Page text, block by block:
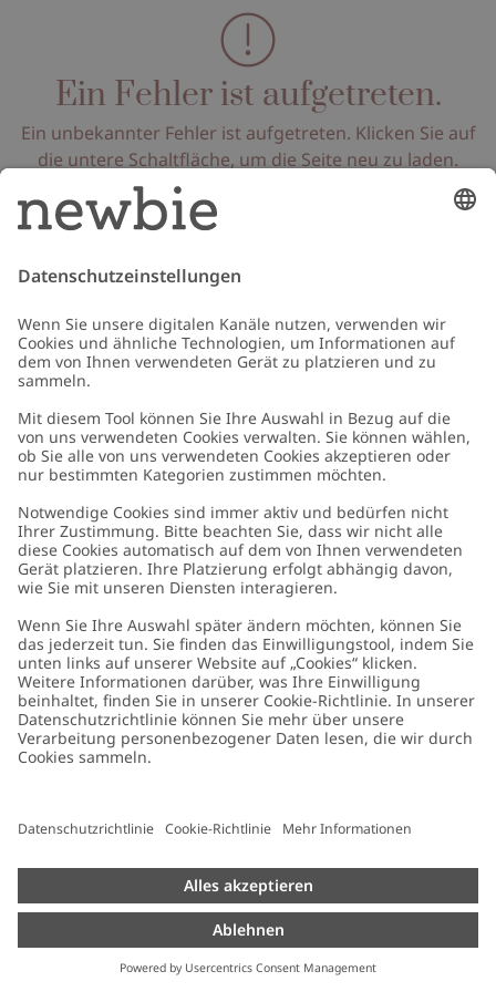
Ein Fehler ist aufgetreten.
Ein unbekannter Fehler ist aufgetreten. Klicken Sie auf
die untere Schaltfläche, um die Seite neu zu laden.
Seite neu laden